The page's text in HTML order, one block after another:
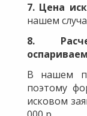
7. Цена
нашем
8.
В нашем
поэтому
исковом